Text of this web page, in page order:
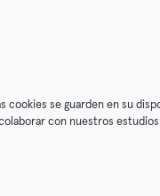
cookies se guarden en su
con nuestros